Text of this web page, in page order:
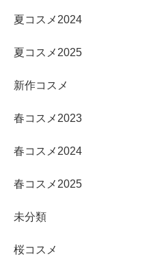
夏コスメ2024
夏コスメ2025
新作コスメ
春コスメ2023
春コスメ2024
春コスメ2025
未分類
桜コスメ